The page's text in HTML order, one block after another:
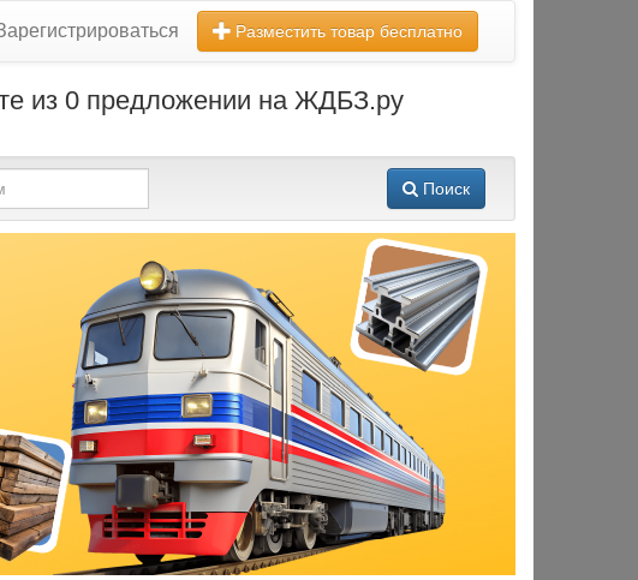
Разместить товар бесплатно
из 0 предложении на ЖДБЗ.ру
Поиск